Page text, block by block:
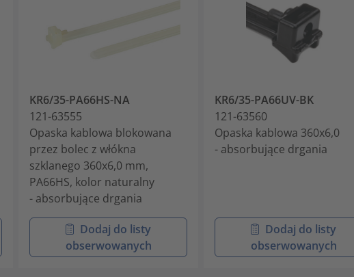
KR6/35-PA66HS-NA
121-63555
Opaska kablowa blokowana
przez bolec z włókna
szklanego 360x6,0 mm,
PA66HS, kolor naturalny
- absorbujące drgania
Dodaj do listy
obserwowanych
KR6/35-PA66UV-BK
121-63560
Opaska kablowa 360x6,0
- absorbujące drgania
Dodaj do listy
obserwowanych